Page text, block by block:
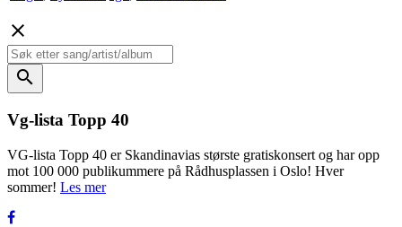
close
search
Vg-lista Topp 40
VG-lista Topp 40 er Skandinavias største gratiskonsert og har opp
mot 100 000 publikummere på Rådhusplassen i Oslo! Hver
sommer! Les mer